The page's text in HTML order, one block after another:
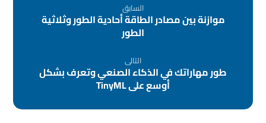
السابق
موازنة بين مصادر الطاقة أحادية الطور وثلاثية
الطور
التالى
طور مهاراتك في الذكاء الصنعي وتعرف بشكل
أوسع على TinyML